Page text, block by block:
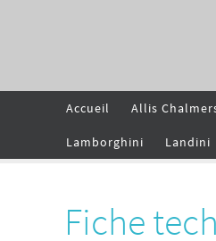
Accueil Allis
Lamborghini Landini
Fiche